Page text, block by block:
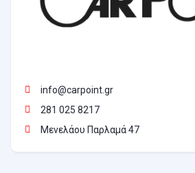
info@carpoint.gr
281 025 8217
Μενελάου Παρλαμά 47